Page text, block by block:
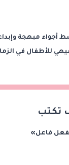
أجواء مبهجة
للأطفال في
تكتب
فاعل»